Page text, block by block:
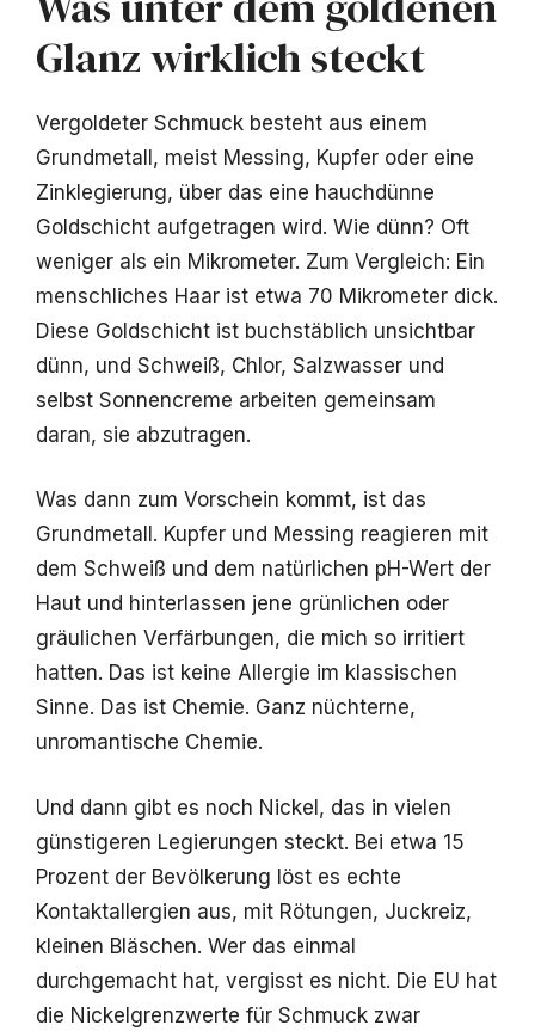
Glanz wirklich steckt
Vergoldeter Schmuck besteht aus einem
Grundmetall, meist Messing, Kupfer oder eine
Zinklegierung, über das eine hauchdünne
Goldschicht aufgetragen wird. Wie dünn? Oft
weniger als ein Mikrometer. Zum Vergleich: Ein
menschliches Haar ist etwa 70 Mikrometer dick.
Diese Goldschicht ist buchstäblich unsichtbar
dünn, und Schweiß, Chlor, Salzwasser und
selbst Sonnencreme arbeiten gemeinsam
daran, sie abzutragen.
Was dann zum Vorschein kommt, ist das
Grundmetall. Kupfer und Messing reagieren mit
dem Schweiß und dem natürlichen pH-Wert der
Haut und hinterlassen jene grünlichen oder
gräulichen Verfärbungen, die mich so irritiert
hatten. Das ist keine Allergie im klassischen
Sinne. Das ist Chemie. Ganz nüchterne,
unromantische Chemie.
Und dann gibt es noch Nickel, das in vielen
günstigeren Legierungen steckt. Bei etwa 15
Prozent der Bevölkerung löst es echte
Kontaktallergien aus, mit Rötungen, Juckreiz,
kleinen Bläschen. Wer das einmal
durchgemacht hat, vergisst es nicht. Die EU hat
die Nickelgrenzwerte für Schmuck zwar